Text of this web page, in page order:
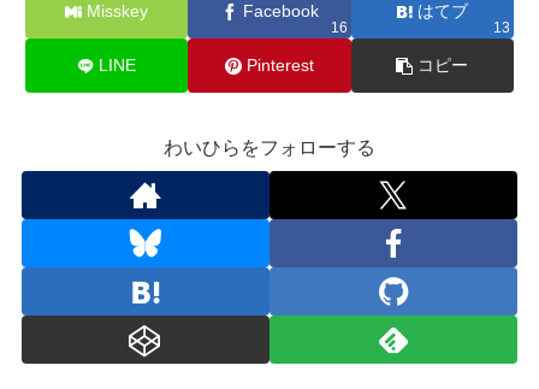
Misskey Facebook
16
はてブ
13
LINE Pinterest コピー
わいひらをフォローする